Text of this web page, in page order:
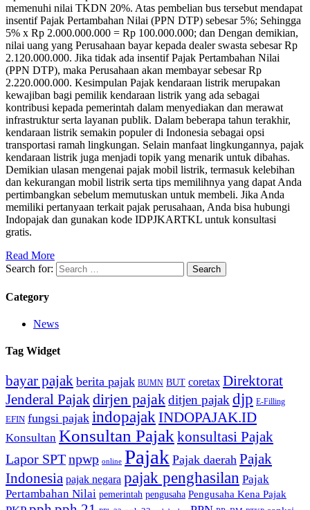
memenuhi nilai TKDN 20%. Atas pembelian bus tersebut mendapat
insentif Pajak Pertambahan Nilai (PPN DTP) sebesar 5%; Sehingga
5% x Rp 2.000.000.000 = Rp 100.000.000; dan Dengan demikian,
nilai uang yang Perusahaan bayar kepada dealer swasta sebesar Rp
2.120.000.000. Jika tidak ada insentif Pajak Pertambahan Nilai
(PPN DTP), maka Perusahaan akan membayar sebesar Rp
2.220.000.000. Kesimpulan Pajak kendaraan listrik merupakan
kewajiban bagi pemilik kendaraan listrik yang ada sebagai
kontribusi kepada pemerintah dalam menyediakan dan merawat
infrastruktur serta layanan publik. Dalam beberapa tahun terakhir,
kendaraan listrik semakin populer di Indonesia sebagai opsi
transportasi ramah lingkungan. Selain manfaat lingkungannya, pajak
kendaraan listrik juga menjadi topik yang menarik untuk dibahas.
Demikian ulasan mengenai pajak mobil listrik, termasuk kelebihan
dan kekurangan mobil listrik serta tips memilihnya yang dapat Anda
pertimbangkan sebelum memutuskan untuk membeli. Jika Anda
memiliki pertanyaan terkait pajak perusahaan, Anda bisa hubungi
Indopajak dan gunakan kode IDPJKARTKL untuk konsultasi
gratis.
Read More
Search for:
Category
News
Tag Widget
bayar pajak berita pajak BUMN BUT coretax Direktorat
Jenderal Pajak dirjen pajakditjen pajak djp E-Filling
EFIN fungsi pajak indopajak INDOPAJAK.ID
Konsultan Konsultan Pajak konsultasi Pajak
Lapor SPTnpwp online Pajak Pajak daerah Pajak
Indonesia pajak negara pajak penghasilan Pajak
Pertambahan Nilai pemerintah pengusaha Pengusaha Kena Pajak